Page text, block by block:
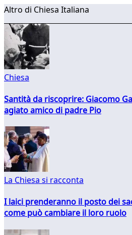
Altro di Chiesa Italiana
Chiesa
Santità da riscoprire: Giacomo
agiato amico di padre Pio
La Chiesa si racconta
I laici prenderanno il posto dei
come può cambiare il loro ruolo